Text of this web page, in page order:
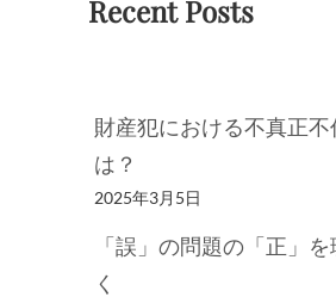
Recent Posts
財産犯における不真正不
は？
2025年3月5日
「誤」の問題の「正」
く